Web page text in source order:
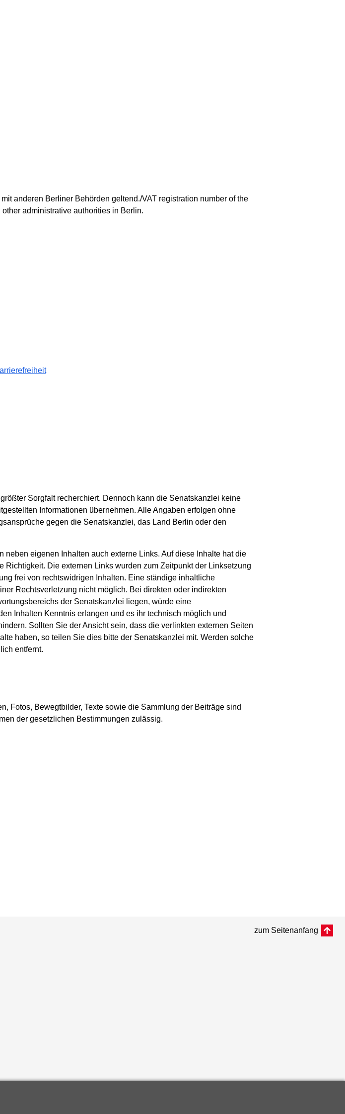
anderen Berliner Behörden geltend./VAT registration number of the
administrative authorities in Berlin.
Sorgfalt recherchiert. Dennoch kann die Senatskanzlei keine
Informationen übernehmen. Alle Angaben erfolgen ohne
gegen die Senatskanzlei, das Land Berlin oder den
eigenen Inhalten auch externe Links. Auf diese Inhalte hat die
Die externen Links wurden zum Zeitpunkt der Linksetzung
frei von rechtswidrigen Inhalten. Eine ständige inhaltliche
Rechtsverletzung nicht möglich. Bei direkten oder indirekten
der Senatskanzlei liegen, würde eine
Inhalten Kenntnis erlangen und es ihr technisch möglich und
Sollten Sie der Ansicht sein, dass die verlinkten externen Seiten
haben, so teilen Sie dies bitte der Senatskanzlei mit. Werden solche
entfernt.
Fotos, Bewegtbilder, Texte sowie die Sammlung der Beiträge sind
der gesetzlichen Bestimmungen zulässig.
zum Seitenanfang